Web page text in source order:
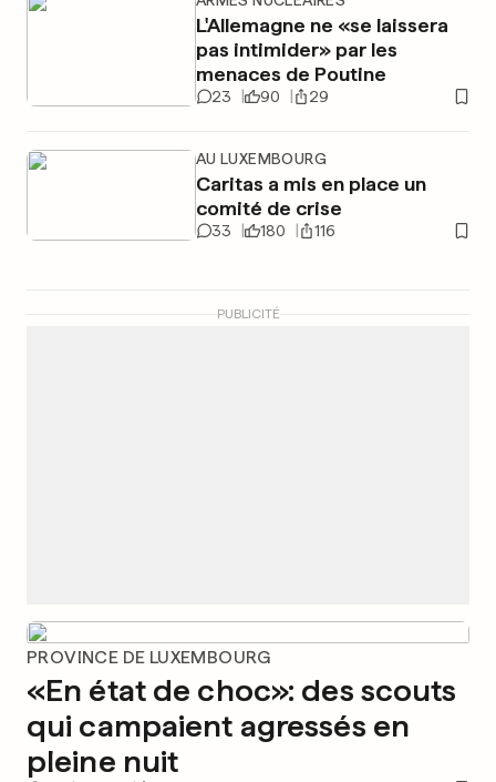
L'Allemagne ne «se laissera
pas intimider» par les
menaces de Poutine
23 90 29
AU LUXEMBOURG
Caritas a mis en place un
comité de crise
33 180 116
PUBLICITÉ
PROVINCE DE LUXEMBOURG
«En état de choc»: des scouts
qui campaient agressés en
pleine nuit